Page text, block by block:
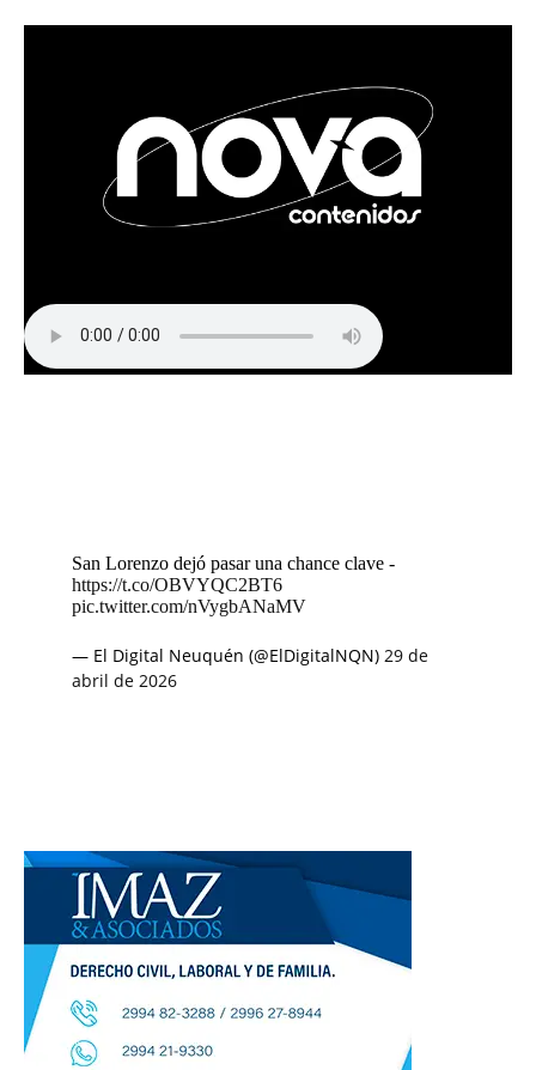
San Lorenzo dejó pasar una chance clave -
https://t.co/OBVYQC2BT6
pic.twitter.com/nVygbANaMV
— El Digital Neuquén (@ElDigitalNQN) 29 de
abril de 2026